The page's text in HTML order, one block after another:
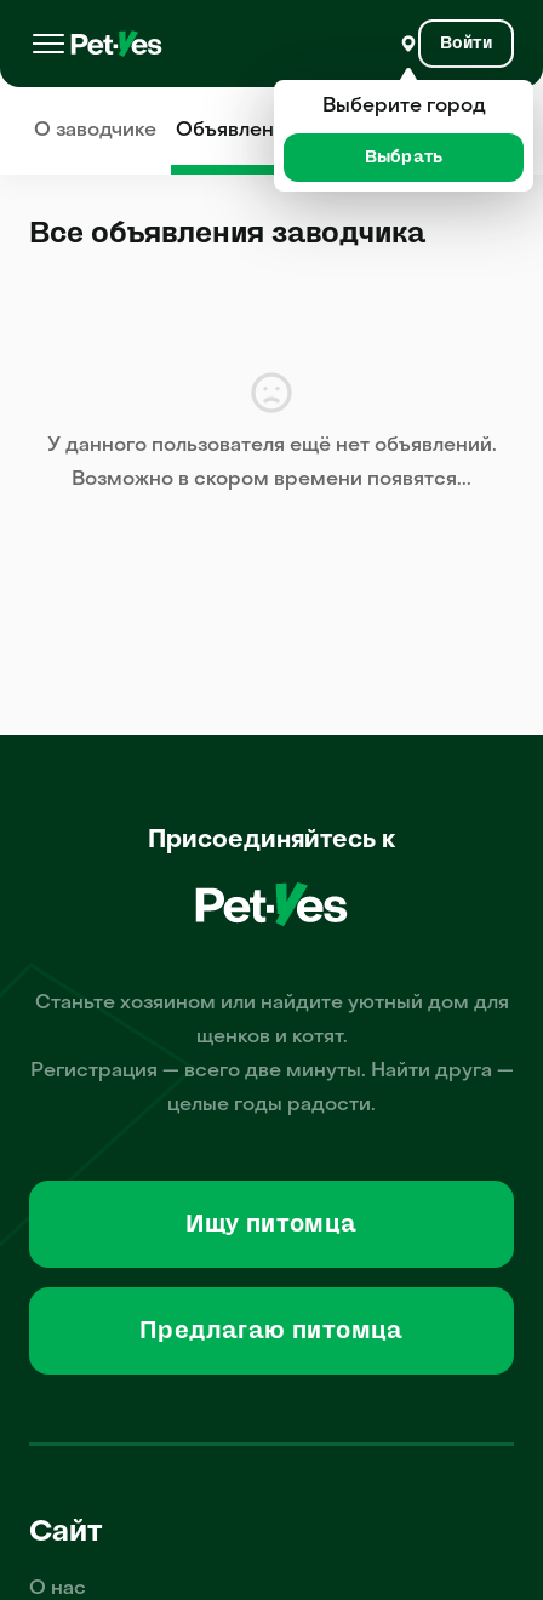
Войти
О заводчике Объявления Отзывы
Все объявления заводчика
У данного пользователя ещё нет объявлений.
Возможно в скором времени появятся...
Присоединяйтесь к
Станьте хозяином или найдите уютный дом для
щенков и котят.
Регистрация — всего две минуты. Найти друга —
целые годы радости.
Ищу питомца
Предлагаю питомца
Сайт
О нас
Выберите город
Выбрать